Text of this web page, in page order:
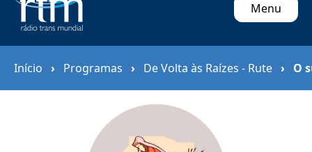
Menu
Início › Programas › De Volta às Raízes - Rute › O